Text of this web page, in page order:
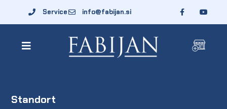
Service info@fabijan.si
Standort